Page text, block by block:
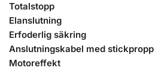
Totalstopp
Elanslutning
Erfoderlig säkring
Anslutningskabel med stickpropp
Motoreffekt